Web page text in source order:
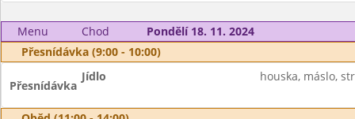
Menu Chod
Pondělí 18. 11. 2024
Přesnídávka (9:00 - 10:00)
Přesnídávka
Jídlo houska, máslo,